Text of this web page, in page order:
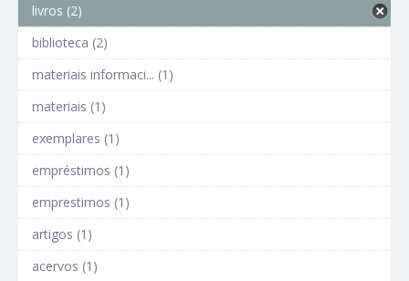
livros (2)
biblioteca (2)
materiais informaci... (1)
materiais (1)
exemplares (1)
empréstimos (1)
emprestimos (1)
artigos (1)
acervos (1)